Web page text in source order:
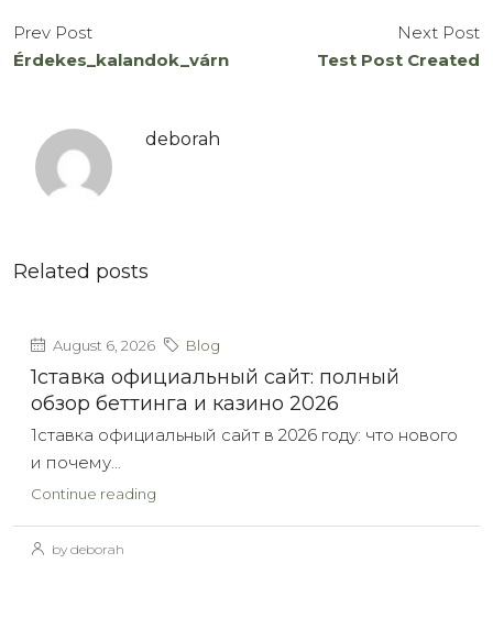
Prev Post
Next Post
Test Post Created
deborah
Related posts
August 6, 2026 Blog
1ставка официальный сайт: полный
обзор беттинга и казино 2026
1ставка официальный сайт в 2026 году: что нового
и почему...
Continue reading
by deborah